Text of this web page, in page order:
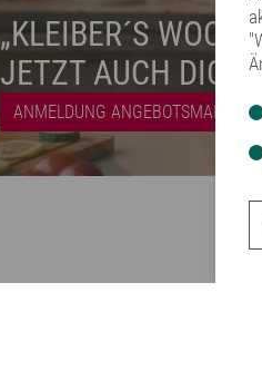
„KLEIBER´S
JETZT AUCH
ANMELDUNG ANGEBOTSMAILING